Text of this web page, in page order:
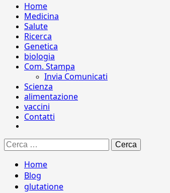
Home
Medicina
Salute
Ricerca
Genetica
biologia
Com. Stampa
Invia Comunicati
Scienza
alimentazione
vaccini
Contatti
Ricerca
per:
Home
Blog
glutatione